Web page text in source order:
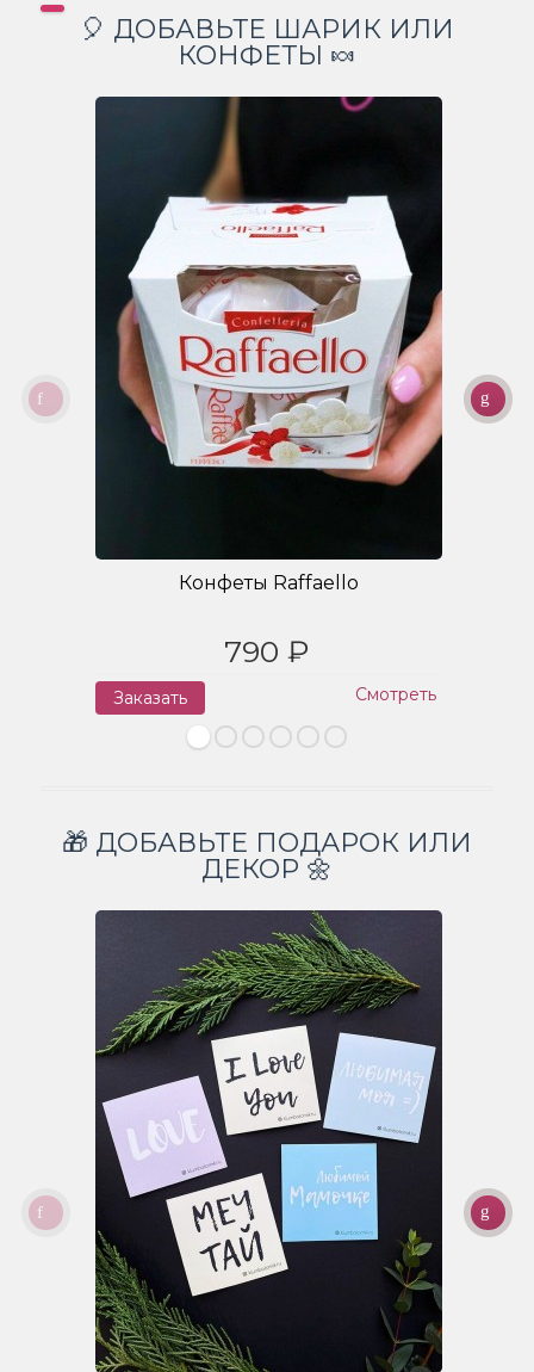
🎈 ДОБАВЬТЕ ШАРИК ИЛИ
КОНФЕТЫ 🍬
Конфеты Raffaello
790 ₽
Заказать Смотреть
🎁 ДОБАВЬТЕ ПОДАРОК ИЛИ
ДЕКОР 🌼